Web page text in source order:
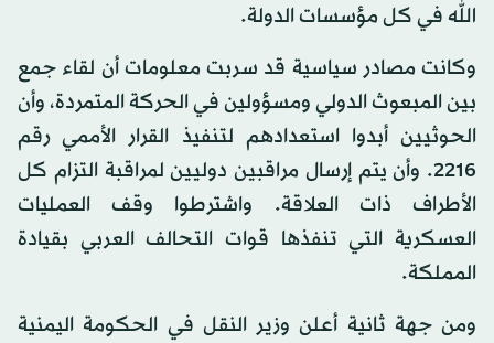
الله في كل مؤسسات الدولة.
وكانت مصادر سياسية قد سربت معلومات أن لقاء جمع
بين المبعوث الدولي ومسؤولين في الحركة المتمردة، وأن
الحوثيين أبدوا استعدادهم لتنفيذ القرار الأممي رقم
2216. وأن يتم إرسال مراقبين دوليين لمراقبة التزام كل
الأطراف ذات العلاقة. واشترطوا وقف العمليات
العسكرية التي تنفذها قوات التحالف العربي بقيادة
المملكة.
ومن جهة ثانية أعلن وزير النقل في الحكومة اليمنية